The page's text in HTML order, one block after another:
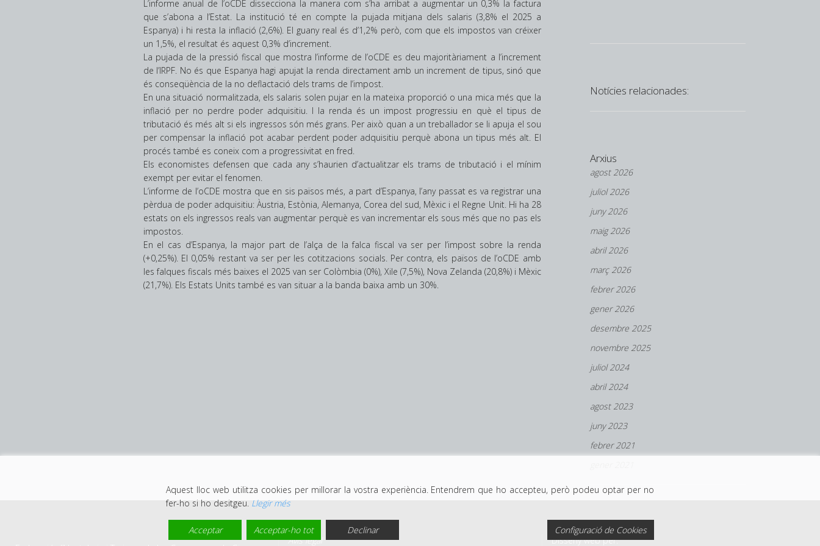
L’informe anual de l’oCDE dissecciona la manera com s’ha arribat a augmentar un 0,3% la factura
que s’abona a l’Estat. La institució té en compte la pujada mitjana dels salaris (3,8% el 2025 a
Espanya) i hi resta la inflació (2,6%). El guany real és d’1,2% però, com que els impostos van créixer
un 1,5%, el resultat és aquest 0,3% d’increment.
La pujada de la pressió fiscal que mostra l’informe de l’oCDE es deu majoritàriament a l’increment
de l’IRPF. No és que Espanya hagi apujat la renda directament amb un increment de tipus, sinó que
és conseqüència de la no deflactació dels trams de l’impost.
En una situació normalitzada, els salaris solen pujar en la mateixa proporció o una mica més que la
inflació per no perdre poder adquisitiu. I la renda és un impost progressiu en què el tipus de
tributació és més alt si els ingressos són més grans. Per això quan a un treballador se li apuja el sou
per compensar la inflació pot acabar perdent poder adquisitiu perquè abona un tipus més alt. El
procés també es coneix com a progressivitat en fred.
Els economistes defensen que cada any s’haurien d’actualitzar els trams de tributació i el mínim
exempt per evitar el fenomen.
L’informe de l’oCDE mostra que en sis països més, a part d’Espanya, l’any passat es va registrar una
pèrdua de poder adquisitiu: Àustria, Estònia, Alemanya, Corea del sud, Mèxic i el Regne Unit. Hi ha 28
estats on els ingressos reals van augmentar perquè es van incrementar els sous més que no pas els
impostos.
En el cas d’Espanya, la major part de l’alça de la falca fiscal va ser per l’impost sobre la renda
(+0,25%). El 0,05% restant va ser per les cotitzacions socials. Per contra, els països de l’oCDE amb
les falques fiscals més baixes el 2025 van ser Colòmbia (0%), Xile (7,5%), Nova Zelanda (20,8%) i Mèxic
(21,7%). Els Estats Units també es van situar a la banda baixa amb un 30%.
Notícies relacionades:
Arxius
agost 2026
juliol 2026
juny 2026
maig 2026
abril 2026
març 2026
febrer 2026
gener 2026
desembre 2025
novembre 2025
juliol 2024
abril 2024
agost 2023
juny 2023
febrer 2021
Avís legal Disseny web per:
Aquest lloc web utilitza cookies per millorar la vostra experiència. Entendrem que ho accepteu, però podeu optar per no
fer-ho si ho desitgeu. Llegir més
Acceptar Acceptar-ho tot Declinar Configuració de Cookies